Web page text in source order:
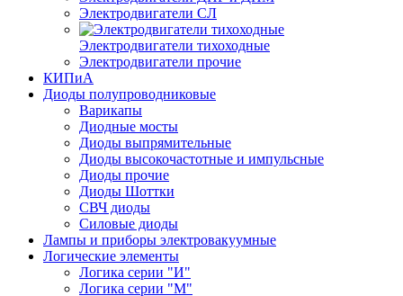
Электродвигатели СЛ
Электродвигатели тихоходные
Электродвигатели прочие
КИПиА
Диоды полупроводниковые
Варикапы
Диодные мосты
Диоды выпрямительные
Диоды высокочастотные и импульсные
Диоды прочие
Диоды Шоттки
СВЧ диоды
Силовые диоды
Лампы и приборы электровакуумные
Логические элементы
Логика серии "И"
Логика серии "М"